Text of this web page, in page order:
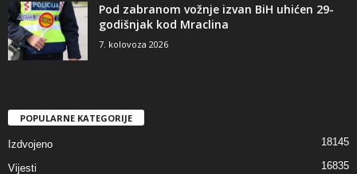
Pod zabranom vožnje izvan BiH uhićen 29-
godišnjak kod Mraclina
7. kolovoza 2026
POPULARNE KATEGORIJE
Izdvojeno 18145
Vijesti 16835